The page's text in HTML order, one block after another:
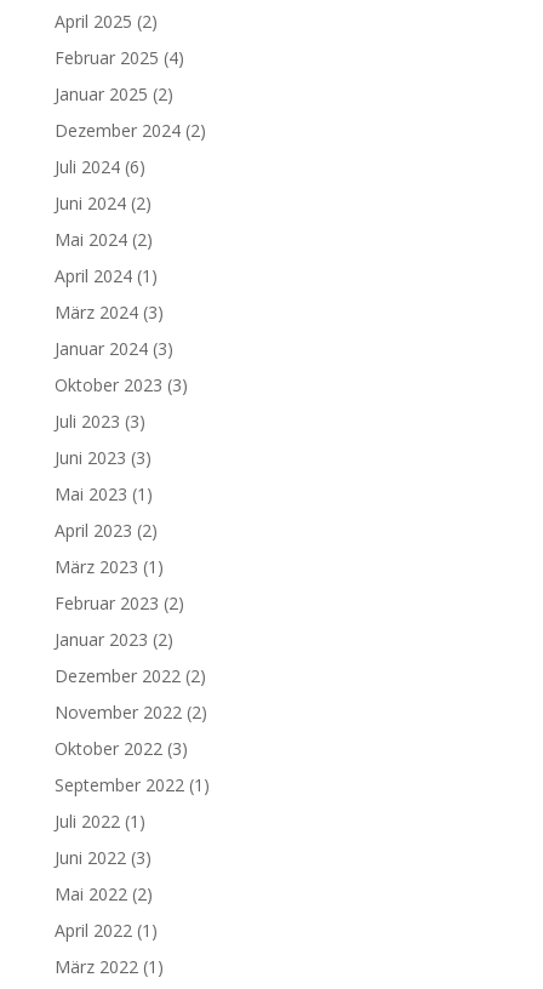
April 2025 (2)
Februar 2025 (4)
Januar 2025 (2)
Dezember 2024(2)
Juli 2024(6)
Juni 2024(2)
Mai 2024(2)
April 2024(1)
März 2024(3)
Januar 2024(3)
Oktober 2023 (3)
Juli 2023 (3)
Juni 2023 (3)
Mai 2023 (1)
April 2023 (2)
März 2023 (1)
Februar 2023 (2)
Januar 2023 (2)
Dezember 2022(2)
November 2022(2)
Oktober 2022(3)
September 2022(1)
Juli 2022(1)
Juni 2022(3)
Mai 2022(2)
April 2022(1)
März 2022(1)